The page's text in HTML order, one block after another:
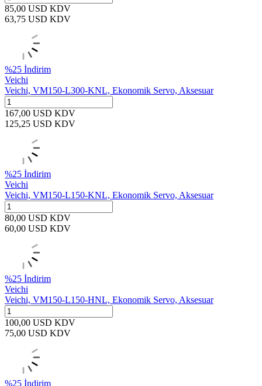
85,00 USD KDV
63,75 USD KDV
%25 İndirim
Veichi
Veichi, VM150-L300-KNL, Ekonomik Servo, Aksesuar
167,00 USD KDV
125,25 USD KDV
%25 İndirim
Veichi
Veichi, VM150-L150-KNL, Ekonomik Servo, Aksesuar
80,00 USD KDV
60,00 USD KDV
%25 İndirim
Veichi
Veichi, VM150-L150-HNL, Ekonomik Servo, Aksesuar
100,00 USD KDV
75,00 USD KDV
%25 İndirim